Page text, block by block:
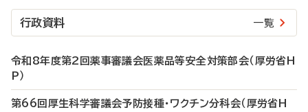
行政資料 一覧
令和8年度第2回薬事審議会医薬品等安全対策部会（厚労省H
P）
第66回厚生科学審議会予防接種・ワクチン分科会（厚労省H